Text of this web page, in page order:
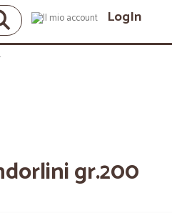
LogIn
gr.200